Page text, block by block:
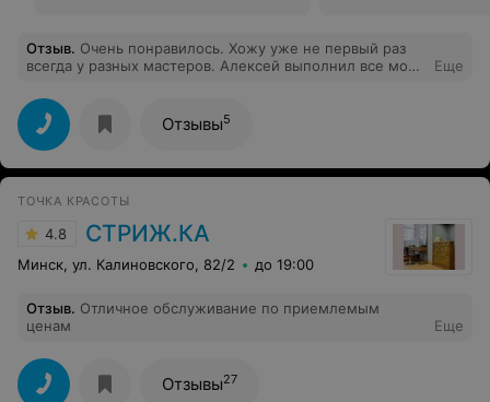
Отзыв. Очень понравилось. Хожу уже не первый раз
всегда у разных мастеров. Алексей выполнил все мои
Еще
Отзывы5
ТОЧКА КРАСОТЫ
4.8 СТРИЖ.КА
Минск, ул. Калиновского, 82/2 до 19:00
Отзыв. Отличное обслуживание по приемлемым
ценам
Еще
Отзывы27